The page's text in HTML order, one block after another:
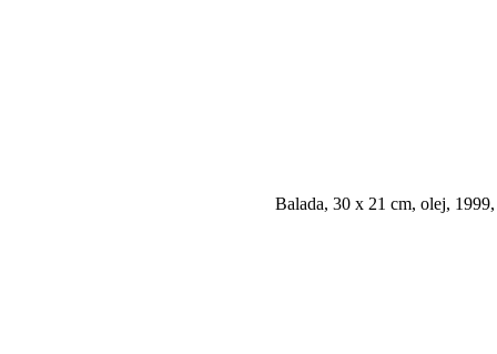
Balada, 30 x 21 cm, olej,